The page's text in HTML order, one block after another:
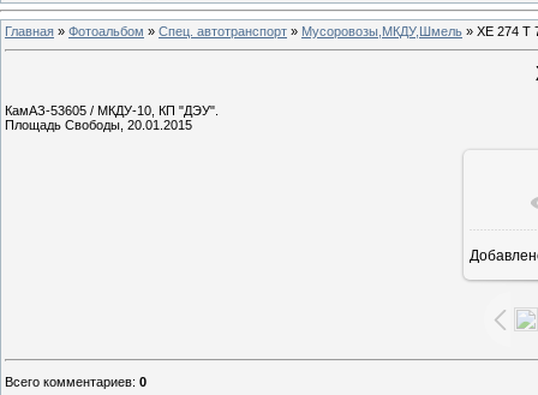
Главная » Фотоальбом » Спец. автотранспорт » Мусоровозы,МКДУ,Шмель » ХЕ 274 Т
КамАЗ-53605 / МКДУ-10, КП "ДЭУ".
Площадь Свободы, 20.01.2015
Всего комментариев: 0